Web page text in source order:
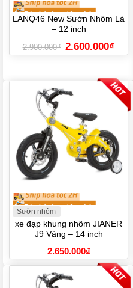
LANQ46 New Sườn Nhôm Lá
– 12 inch
2.900.000₫ Giá
gốc
2.600.000₫
hiện
Sườn nhôm
xe đạp khung nhôm JIANER
J9 Vàng – 14 inch
2.650.000₫